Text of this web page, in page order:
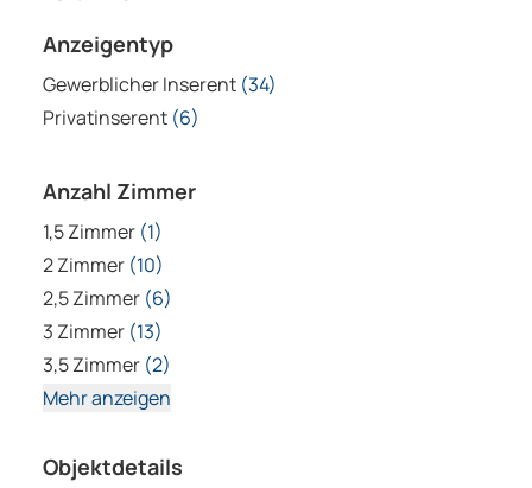
Anzeigentyp
Gewerblicher Inserent (34)
Privatinserent (6)
Anzahl Zimmer
1,5 Zimmer (1)
2 Zimmer (10)
2,5 Zimmer (6)
3 Zimmer (13)
3,5 Zimmer (2)
Mehr anzeigen
Objektdetails